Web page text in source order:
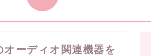
オーディオ関連機器を